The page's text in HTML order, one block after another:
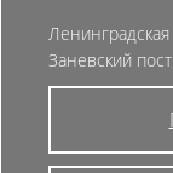
Заневский